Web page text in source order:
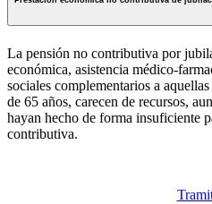
La pensión no contributiva por
económica, asistencia médico-
sociales complementarios a
de 65 años, carecen de recursos,
hayan hecho de forma insuficiente
contributiva.